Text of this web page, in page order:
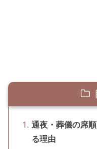
通夜・葬儀の席
る理由